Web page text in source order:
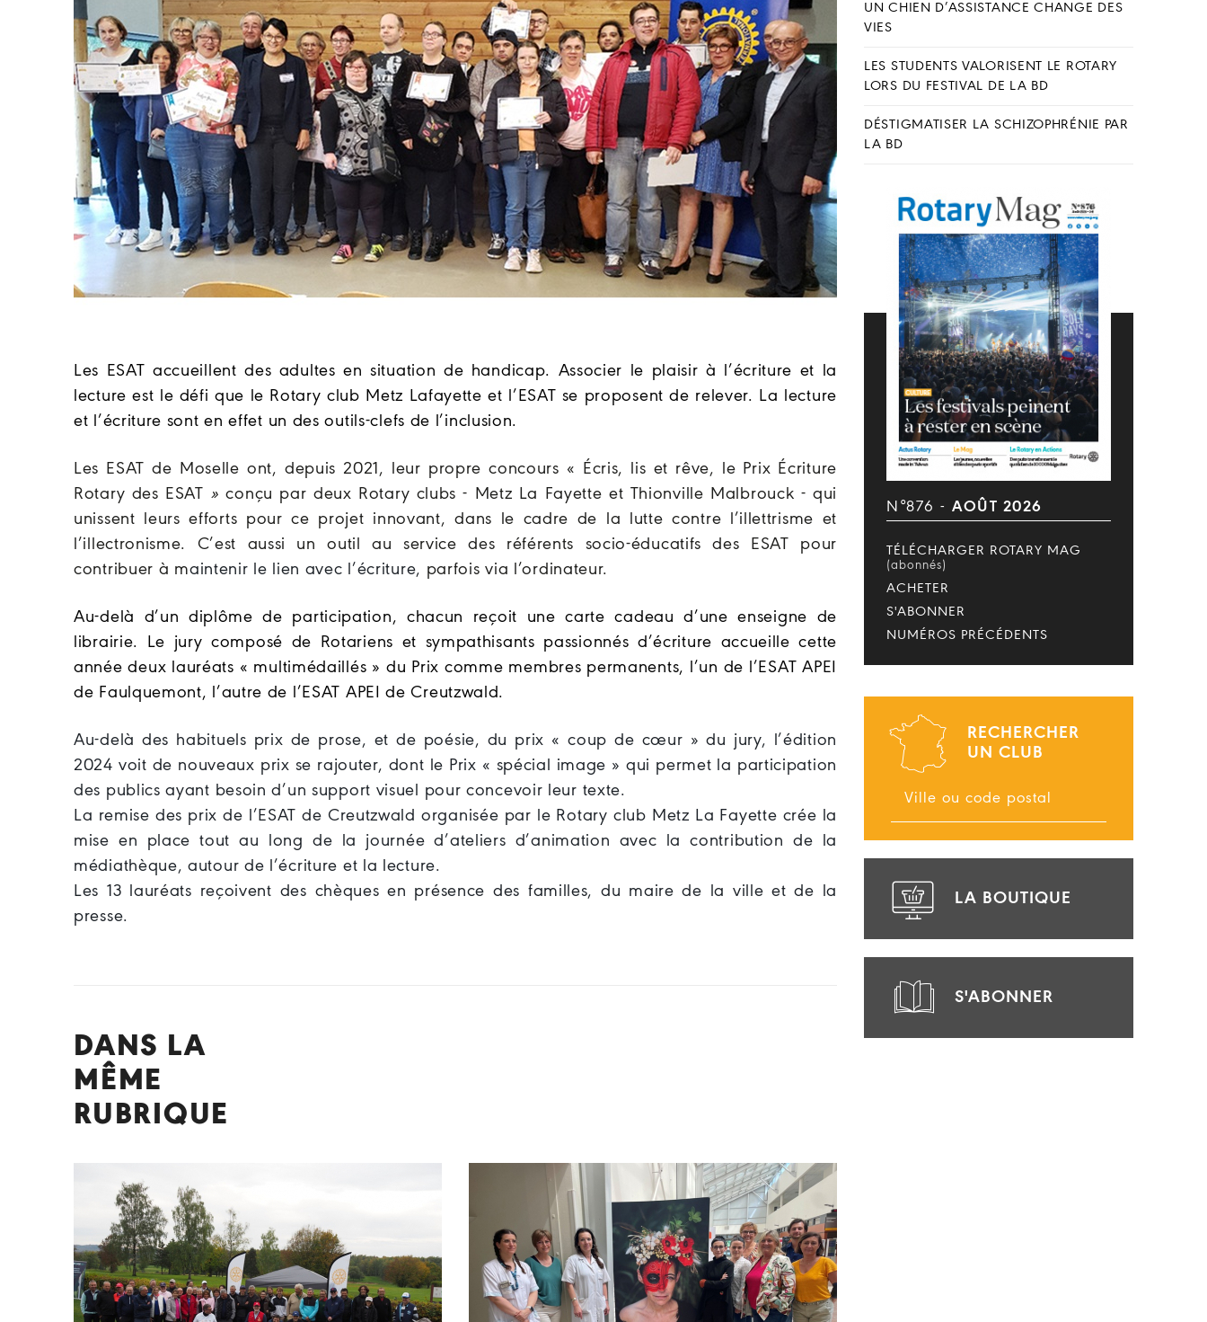
Les ESAT accueillent des adultes en situation de handicap. Associer le plaisir à l’écriture et la
lecture est le défi que le Rotary club Metz Lafayette et l’ESAT se proposent de relever. La lecture
et l’écriture sont en effet un des outils-clefs de l’inclusion.
Les ESAT de Moselle ont, depuis 2021, leur propre concours « Écris, lis et rêve, le Prix Écriture
Rotary des ESAT »conçu par deux Rotary clubs - Metz La Fayette et Thionville Malbrouck - qui
unissent leurs efforts pour ce projet innovant, dans le cadre de la lutte contre l’illettrisme et
l’illectronisme. C’est aussi un outil au service des référents socio-éducatifs des ESAT pour
contribuer à maintenir le lien avec l’écriture, parfois via l’ordinateur.
Au-delà d’un diplôme de participation, chacun reçoit une carte cadeau d’une enseigne de
librairie. Le jury composé de Rotariens et sympathisants passionnés d’écriture accueille cette
année deux lauréats « multimédaillés » du Prix comme membres permanents, l’un de l’ESAT APEI
de Faulquemont, l’autre de l’ESAT APEI de Creutzwald.
Au-delà des habituels prix de prose, et de poésie, du prix « coup de cœur » du jury, l’édition
2024 voit de nouveaux prix se rajouter, dont le Prix « spécial image » qui permet la participation
des publics ayant besoin d’un support visuel pour concevoir leur texte.
La remise des prix de l’ESAT de Creutzwald organisée par le Rotary club Metz La Fayette crée la
mise en place tout au long de la journée d’ateliers d’animation avec la contribution de la
médiathèque, autour de l’écriture et la lecture.
Les 13 lauréats reçoivent des chèques en présence des familles, du maire de la ville et de la
presse.
DANS LA
MÊME
RUBRIQUE
UN CHIEN D’ASSISTANCE CHANGE DES
VIES
LES STUDENTS VALORISENT LE ROTARY
LORS DU FESTIVAL DE LA BD
DÉSTIGMATISER LA SCHIZOPHRÉNIE PAR
LA BD
N°876 - AOÛT 2026
TÉLÉCHARGER ROTARY MAG
(abonnés)
ACHETER
S'ABONNER
NUMÉROS PRÉCÉDENTS
RECHERCHER
UN CLUB
LA BOUTIQUE
S'ABONNER